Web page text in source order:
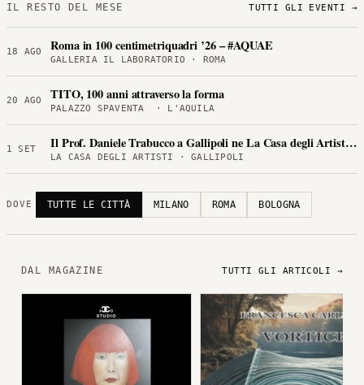
IL RESTO DEL MESE TUTTI GLI EVENTI →
18 AGO Roma in 100 centimetriquadri ’26 – #AQUAE
GALLERIA IL LABORATORIO · ROMA
20 AGO TITO, 100 anni attraverso la forma
PALAZZO SPAVENTA · L'AQUILA
1 SET Il Prof. Daniele Trabucco a Gallipoli ne La Casa degli Artisti
LA CASA DEGLI ARTISTI · GALLIPOLI
DOVE TUTTE LE CITTÀ MILANO ROMA BOLOGNA
DAL MAGAZINE TUTTI GLI ARTICOLI →